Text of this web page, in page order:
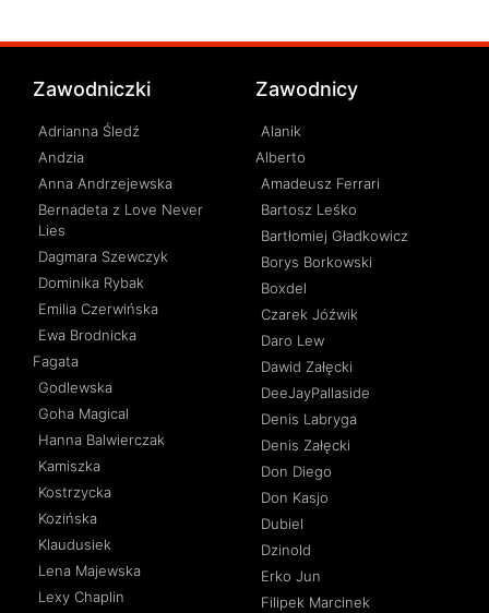
Zawodniczki
Adrianna Śledź
Andzia
Anna Andrzejewska
Bernadeta z Love Never
Lies
Dagmara Szewczyk
Dominika Rybak
Emilia Czerwińska
Ewa Brodnicka
Fagata
Godlewska
Goha Magical
Hanna Balwierczak
Kamiszka
Kostrzycka
Kozińska
Klaudusiek
Lena Majewska
Lexy Chaplin
Zawodnicy
Alanik
Alberto
Amadeusz Ferrari
Bartosz Leśko
Bartłomiej Gładkowicz
Borys Borkowski
Boxdel
Czarek Jóźwik
Daro Lew
Dawid Załęcki
DeeJayPallaside
Denis Labryga
Denis Załęcki
Don Diego
Don Kasjo
Dubiel
Dzinold
Erko Jun
Filipek Marcinek